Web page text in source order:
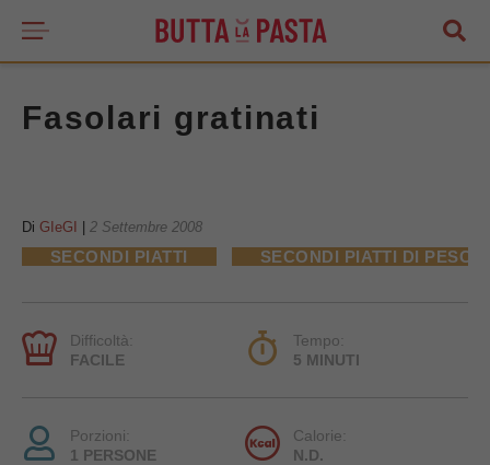
Fasolari gratinati
Di GIeGI 2 Settembre 2008
SECONDI PIATTI SECONDI PIATTI DI PESCE
Difficoltà:
FACILE
Tempo:
5 MINUTI
Porzioni:
1 PERSONE
Calorie:
N.D.